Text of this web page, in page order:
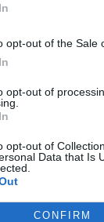
opt-out of the Sale
opt-out of
opt-out of
Data that Is
CONFIRM
ενεργή
και
η Elle
Έχει
- για να
άψογο